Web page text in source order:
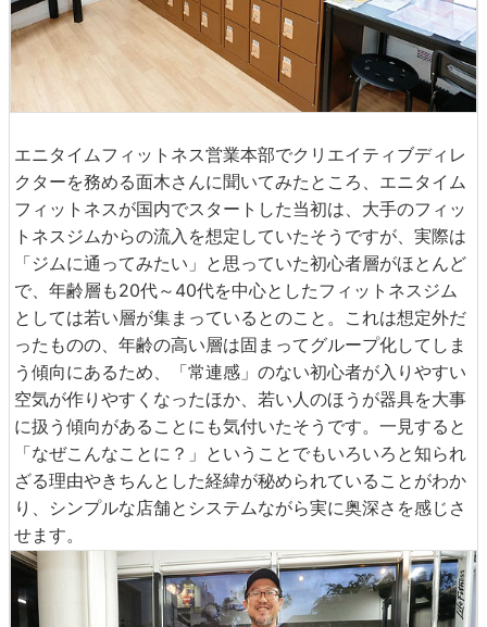
エニタイムフィットネス営業本部でクリエイティブディレ
クターを務める面木さんに聞いてみたところ、エニタイム
フィットネスが国内でスタートした当初は、大手のフィッ
トネスジムからの流入を想定していたそうですが、実際は
「ジムに通ってみたい」と思っていた初心者層がほとんど
で、年齢層も20代～40代を中心としたフィットネスジム
としては若い層が集まっているとのこと。これは想定外だ
ったものの、年齢の高い層は固まってグループ化してしま
う傾向にあるため、「常連感」のない初心者が入りやすい
空気が作りやすくなったほか、若い人のほうが器具を大事
に扱う傾向があることにも気付いたそうです。一見すると
「なぜこんなことに？」ということでもいろいろと知られ
ざる理由やきちんとした経緯が秘められていることがわか
り、シンプルな店舗とシステムながら実に奥深さを感じさ
せます。